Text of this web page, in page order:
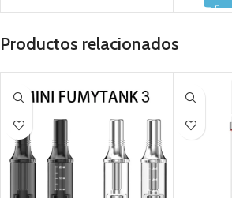
Productos relacionados